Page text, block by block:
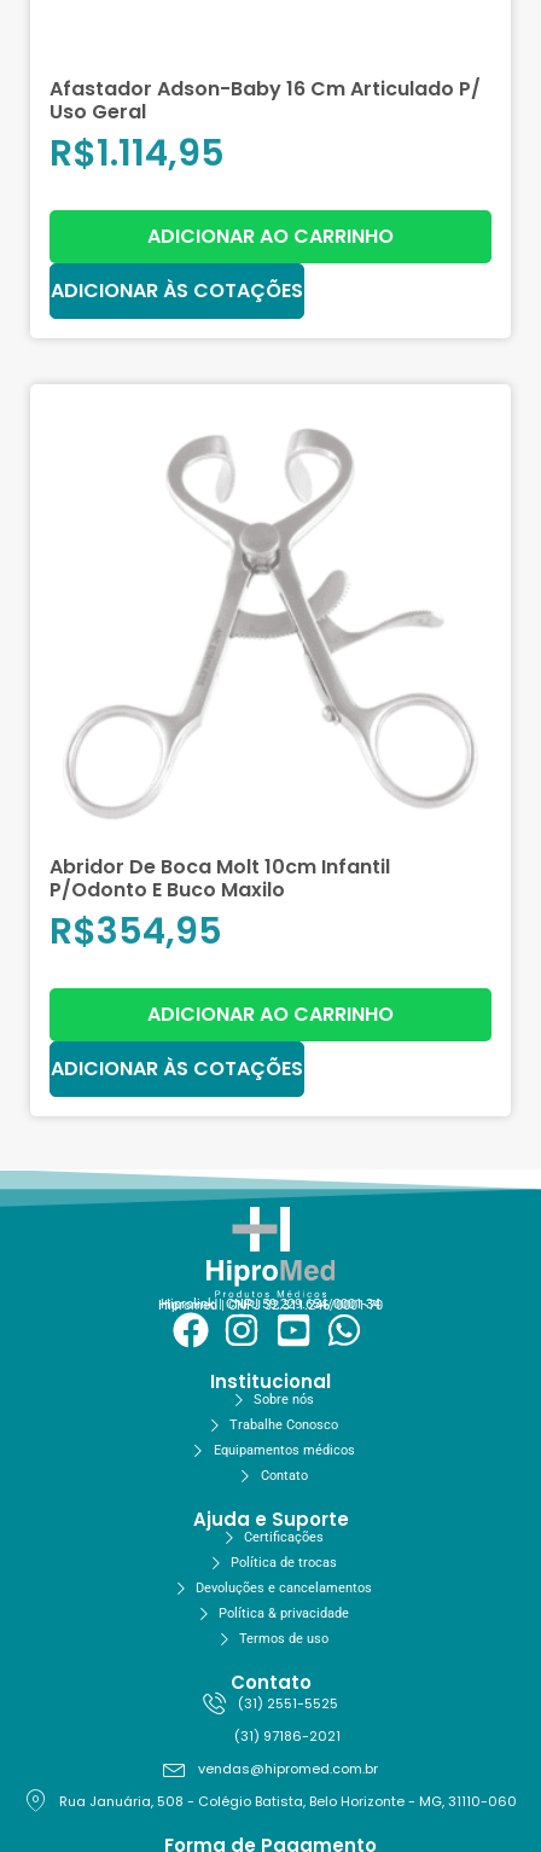
Afastador Adson-Baby 16 Cm Articulado P/
Uso Geral
R$1.114,95
ADICIONAR AO CARRINHO
ADICIONAR ÀS COTAÇÕES
Abridor De Boca Molt 10cm Infantil
P/Odonto E Buco Maxilo
R$354,95
ADICIONAR AO CARRINHO
ADICIONAR ÀS COTAÇÕES
Hiprolink | CNPJ 59.229.654/0001-34
Hipromed | CNPJ 32.311.246/0001-70
Institucional
Sobre nós
Trabalhe Conosco
Equipamentos médicos
Contato
Ajuda e Suporte
Certificações
Política de trocas
Devoluções e cancelamentos
Política & privacidade
Termos de uso
Contato
(31) 2551-5525
(31) 97186-2021
vendas@hipromed.com.br
Rua Januária, 508 - Colégio Batista, Belo Horizonte - MG, 31110-060
Forma de Pagamento